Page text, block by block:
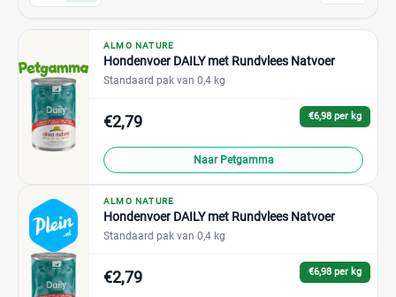
ALMO NATURE
Hondenvoer DAILY met Rundvlees Natvoer
Standaard pak van 0,4 kg
€6,98 per kg
€2,79
Naar Petgamma
ALMO NATURE
Hondenvoer DAILY met Rundvlees Natvoer
Standaard pak van 0,4 kg
€6,98 per kg
€2,79